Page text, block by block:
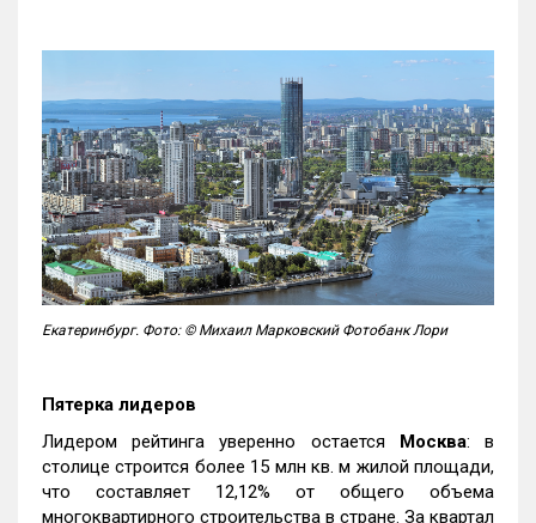
Екатеринбург. Фото: © Михаил Марковский Фотобанк Лори
Пятерка лидеров
Лидером рейтинга уверенно остается Москва: в
столице строится более 15 млн кв. м жилой площади,
что составляет 12,12% от общего объема
многоквартирного строительства в стране. За квартал